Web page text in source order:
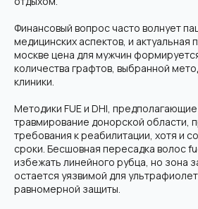
Финансовый вопрос часто волнует
медицинских аспектов, и актуальная
москве цена для мужчин
количества графтов, выбранной
клиники.
Методики FUE и DHI,
травмирование донорской области,
требования к реабилитации, хотя и
сроки. Бесшовная пересадка волос
избежать линейного рубца, но зона
остается уязвимой для
равномерной защиты.